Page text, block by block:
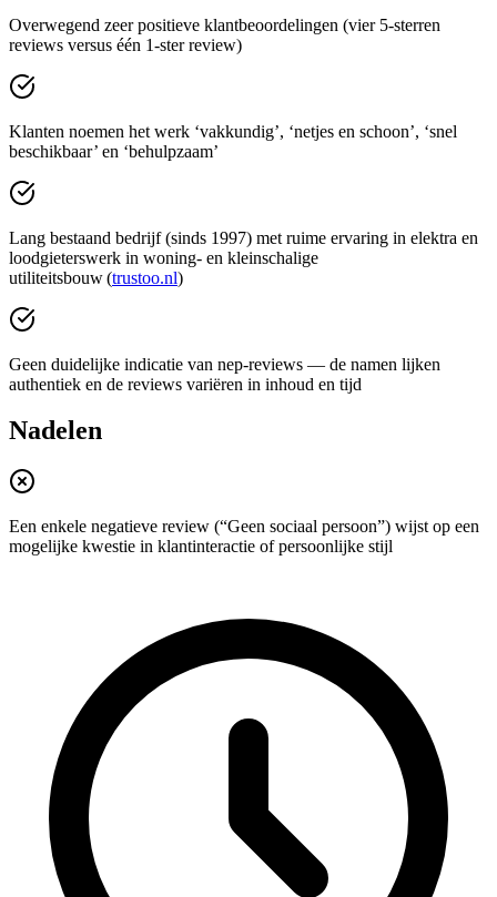
Overwegend zeer positieve klantbeoordelingen (vier 5-sterren
reviews versus één 1‑ster review)
Klanten noemen het werk ‘vakkundig’, ‘netjes en schoon’, ‘snel
beschikbaar’ en ‘behulpzaam’
Lang bestaand bedrijf (sinds 1997) met ruime ervaring in elektra en
loodgieterswerk in woning- en kleinschalige
utiliteitsbouw (trustoo.nl)
Geen duidelijke indicatie van nep-reviews — de namen lijken
authentiek en de reviews variëren in inhoud en tijd
Nadelen
Een enkele negatieve review (“Geen sociaal persoon”) wijst op een
mogelijke kwestie in klantinteractie of persoonlijke stijl